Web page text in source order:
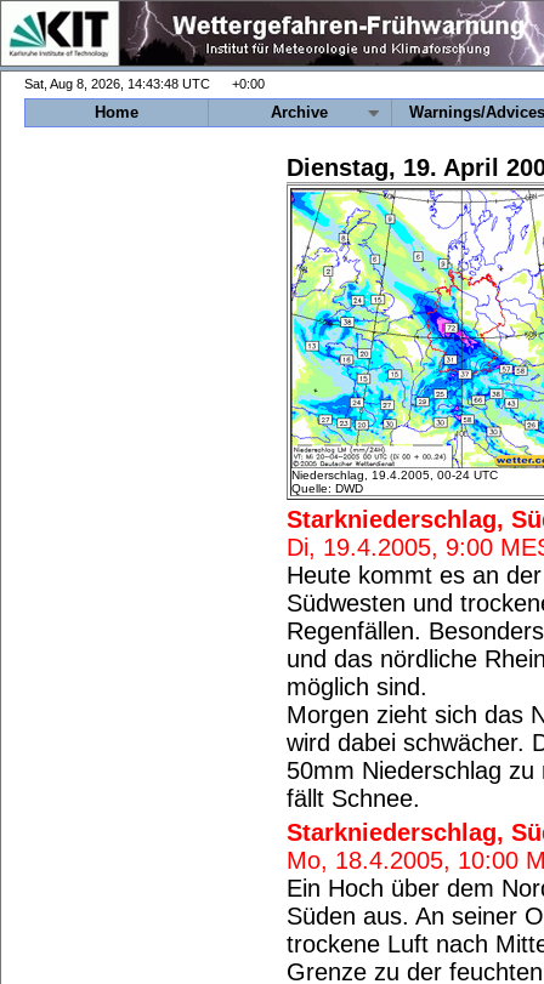
+0:00
Home Archive Warnings/
Dienstag, 19. April
Niederschlag, 19.4.2005, 00-24 UTC
Quelle: DWD
Starkniederschlag,
Di, 19.4.2005, 9:00
Heute kommt es an
Südwesten und
Regenfällen.
und das nördliche
möglich sind.
Morgen zieht sich das
wird dabei schwächer.
50mm Niederschlag
fällt Schnee.
Starkniederschlag,
Mo, 18.4.2005, 10:00
Ein Hoch über dem
Süden aus. An seiner
trockene Luft nach
Grenze zu der